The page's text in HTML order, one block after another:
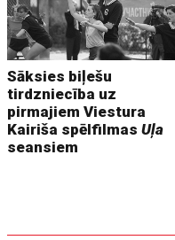
Sāksies biļešu
tirdzniecība uz
pirmajiem Viestura
Kairiša spēlfilmasUļa
seansiem